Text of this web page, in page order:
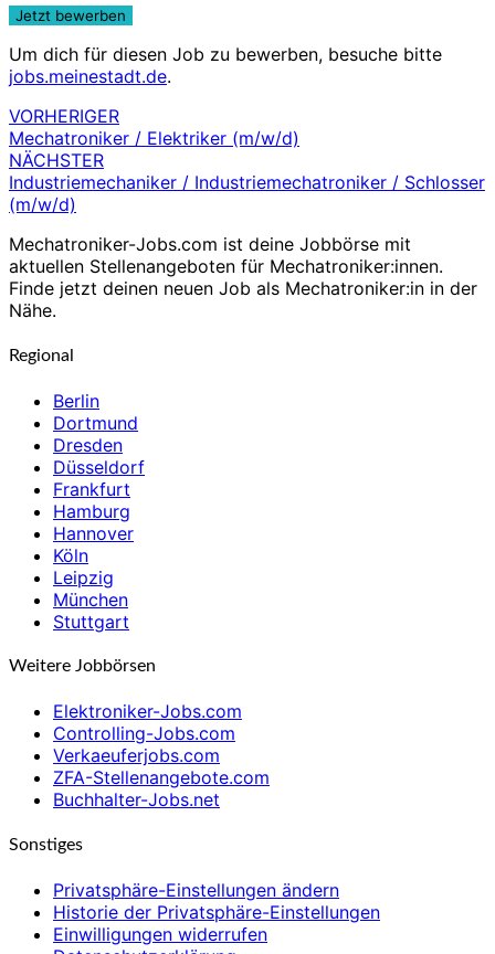
Um dich für diesen Job zu bewerben, besuche bitte
jobs.meinestadt.de.
Beitragsnavigation
VORHERIGER
Mechatroniker / Elektriker (m/w/d)
NÄCHSTER
Industriemechaniker / Industriemechatroniker / Schlosser
(m/w/d)
Mechatroniker-Jobs.com ist deine Jobbörse mit
aktuellen Stellenangeboten für Mechatroniker:innen.
Finde jetzt deinen neuen Job als Mechatroniker:in in der
Nähe.
Regional
Berlin
Dortmund
Dresden
Düsseldorf
Frankfurt
Hamburg
Hannover
Köln
Leipzig
München
Stuttgart
Weitere Jobbörsen
Elektroniker-Jobs.com
Controlling-Jobs.com
Verkaeuferjobs.com
ZFA-Stellenangebote.com
Buchhalter-Jobs.net
Sonstiges
Privatsphäre-Einstellungen ändern
Historie der Privatsphäre-Einstellungen
Einwilligungen widerrufen